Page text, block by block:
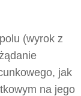
(wyrok z
jak
na jego